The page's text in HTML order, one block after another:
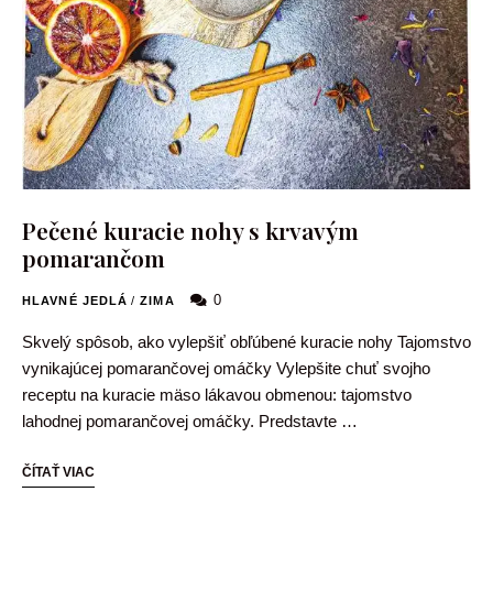
Pečené kuracie nohy s krvavým
pomarančom
HLAVNÉ JEDLÁ / ZIMA 0
Skvelý spôsob, ako vylepšiť obľúbené kuracie nohy Tajomstvo
vynikajúcej pomarančovej omáčky Vylepšite chuť svojho
receptu na kuracie mäso lákavou obmenou: tajomstvo
lahodnej pomarančovej omáčky. Predstavte …
ČÍTAŤ VIAC